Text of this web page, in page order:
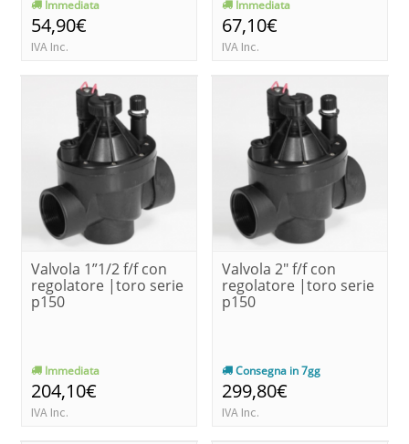
Immediata
54,90€
IVA Inc.
Immediata
67,10€
IVA Inc.
Valvola 1”1/2 f/f con
regolatore |toro serie
p150
Immediata
204,10€
IVA Inc.
Valvola 2" f/f con
regolatore |toro serie
p150
Consegna in 7gg
299,80€
IVA Inc.